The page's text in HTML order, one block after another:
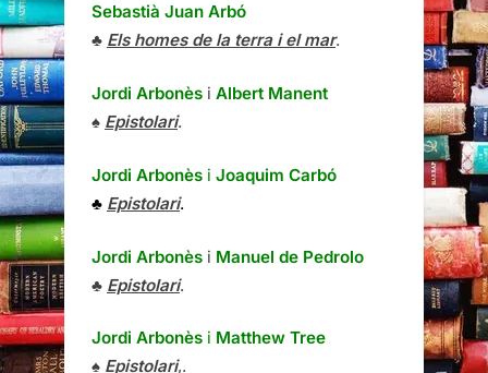
Sebastià Juan Arbó
♣ Els homes de la terra i el mar.
Jordi Arbonès i Albert Manent
♠ Epistolari.
Jordi Arbonès i Joaquim Carbó
♣ Epistolari.
Jordi Arbonès i Manuel de Pedrolo
♣ Epistolari.
Jordi Arbonès i Matthew Tree
♠ Epistolari,.